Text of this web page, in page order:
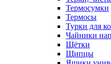
Миски и тазы
Молотки,
Ножи и
Половники,
Противни,
Сетки для